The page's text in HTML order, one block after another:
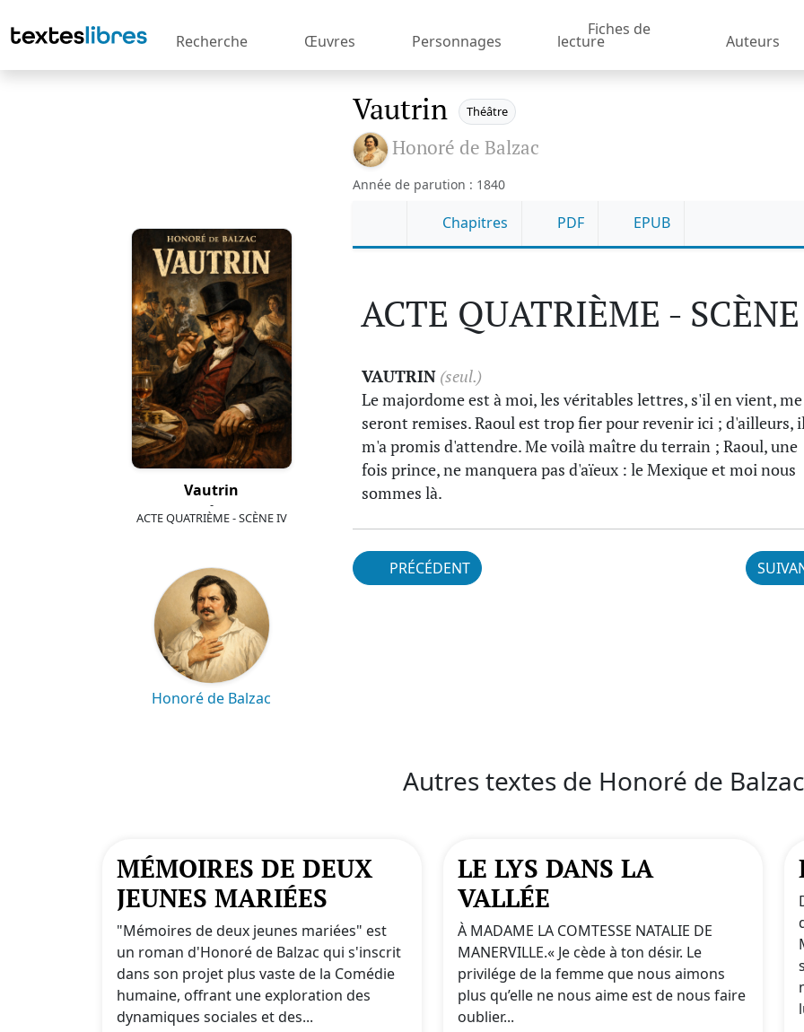
Recherche Œuvres Personnages
Fiches de
lecture Auteurs
Vautrin
-
ACTE QUATRIÈME - SCÈNE IV
Honoré de Balzac
Vautrin Théâtre
Honoré de Balzac
Année de parution : 1840
Chapitres PDF EPUB
ACTE QUATRIÈME -
VAUTRIN (seul.)
Le majordome est à moi, les véritables lettres, s'il en vient, me
seront remises. Raoul est trop fier pour revenir ici ; d'ailleurs,
m'a promis d'attendre. Me voilà maître du terrain ; Raoul, une
fois prince, ne manquera pas d'aïeux : le Mexique et moi nous
sommes là.
PRÉCÉDENT
Autres textes de Honoré de Balzac
MÉMOIRES DE DEUX
JEUNES MARIÉES
"Mémoires de deux jeunes mariées" est
un roman d'Honoré de Balzac qui s'inscrit
dans son projet plus vaste de la Comédie
humaine, offrant une exploration des
dynamiques sociales et des...
LE LYS DANS LA
VALLÉE
À MADAME LA COMTESSE NATALIE DE
MANERVILLE.« Je cède à ton désir. Le
privilége de la femme que nous aimons
plus qu’elle ne nous aime est de nous faire
oublier...